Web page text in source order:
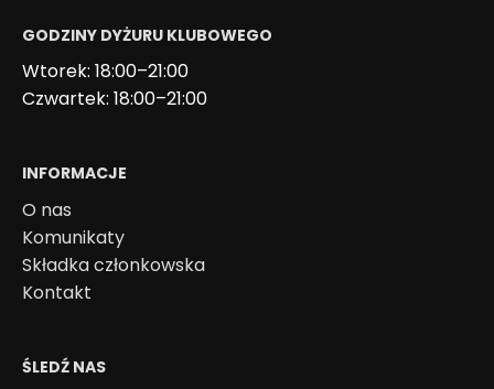
GODZINY DYŻURU KLUBOWEGO
Wtorek: 18:00–21:00
Czwartek: 18:00–21:00
INFORMACJE
O nas
Komunikaty
Składka członkowska
Kontakt
ŚLEDŹ NAS